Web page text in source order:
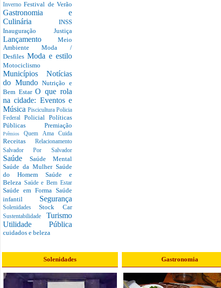
InvernoFestival de Verão
Gastronomia e
Culinária INSS
Inauguração Justiça
Lançamento Meio
AmbienteModa /
Desfiles Moda e estilo
Motociclismo
Municípios Notícias
do MundoNutrição e
Bem EstarO que rola
na cidade: Eventos e
Música Piscicultura Policia
Federal Policial Políticas
Públicas Premiação
PrêmiosQuem Ama Cuida
Receitas Relacionamento
Salvador Por Salvador
Saúde Saúde Mental
Saúde da Mulher Saúde
do Homem Saúde e
Beleza Saúde e Bem Estar
Saúde em Forma Saúde
infantil Segurança
SolenidadesStock Car
Sustentabilidade Turismo
Utilidade Pública
cuidados e beleza
Solenidades Gastronomia